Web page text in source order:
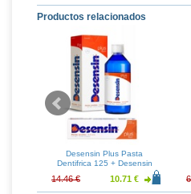
Productos relacionados
Desensin Plus Pasta
Dentifrica 125 + Desensin
14.46 € 10.71 €